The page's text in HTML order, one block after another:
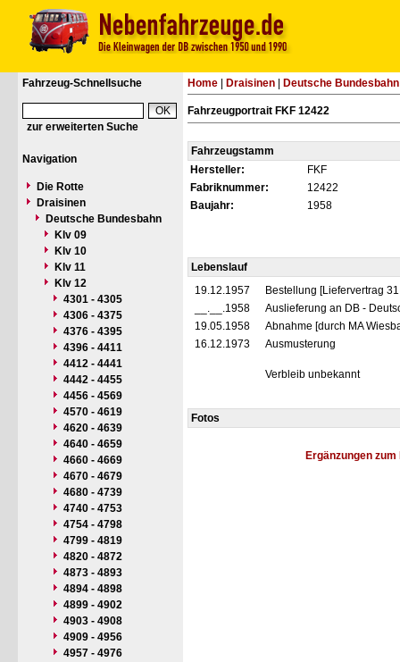
Fahrzeug-Schnellsuche
zur erweiterten Suche
Navigation
Die Rotte
Draisinen
Deutsche Bundesbahn
Klv 09
Klv 10
Klv 11
Klv 12
4301 - 4305
4306 - 4375
4376 - 4395
4396 - 4411
4412 - 4441
4442 - 4455
4456 - 4569
4570 - 4619
4620 - 4639
4640 - 4659
4660 - 4669
4670 - 4679
4680 - 4739
4740 - 4753
4754 - 4798
4799 - 4819
4820 - 4872
4873 - 4893
4894 - 4898
4899 - 4902
4903 - 4908
4909 - 4956
4957 - 4976
Home Draisinen Deutsche Bundesbahn
Fahrzeugportrait FKF 12422
Fahrzeugstamm
Hersteller:
FKF
Fabriknummer:
12422
Baujahr:
1958
Lebenslauf
19.12.1957
Bestellung [Liefervertrag
__.__.1958
Auslieferung an DB -
19.05.1958
Abnahme [durch MA
16.12.1973
Ausmusterung
Verbleib unbekannt
Fotos
Ergänzungen